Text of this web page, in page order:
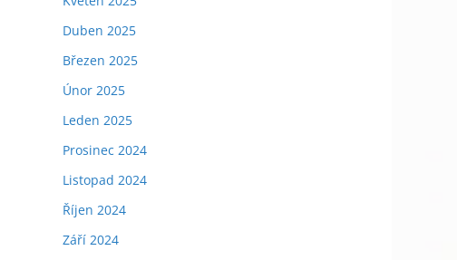
Duben 2025
Březen 2025
Únor 2025
Leden 2025
Prosinec 2024
Listopad 2024
Říjen 2024
Září 2024